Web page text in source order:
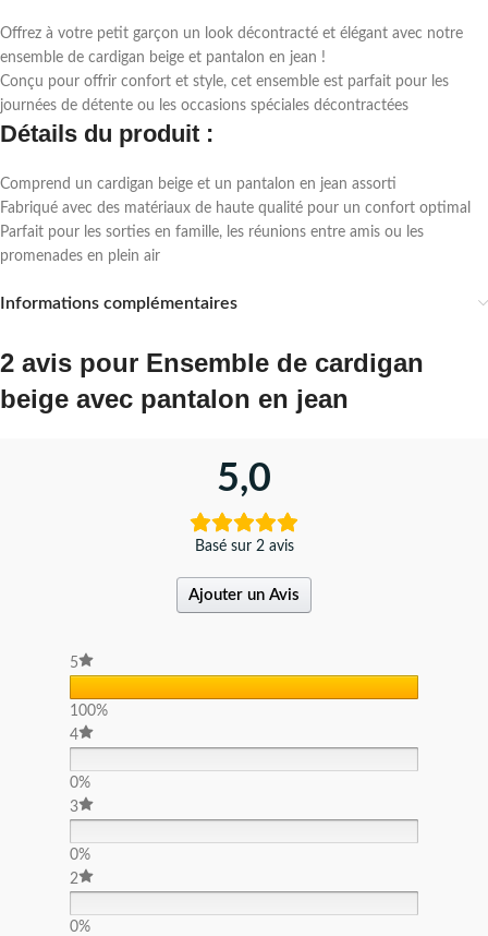
Offrez à votre petit garçon un look décontracté et élégant avec notre
ensemble de cardigan beige et pantalon en jean !
Conçu pour offrir confort et style, cet ensemble est parfait pour les
journées de détente ou les occasions spéciales décontractées
Détails du produit :
Comprend un cardigan beige et un pantalon en jean assorti
Fabriqué avec des matériaux de haute qualité pour un confort optimal
Parfait pour les sorties en famille, les réunions entre amis ou les
promenades en plein air
Informations complémentaires
2 avis pour Ensemble de cardigan
beige avec pantalon en jean
5,0
Basé sur 2 avis
Ajouter un Avis
5
100%
4
0%
3
0%
2
0%